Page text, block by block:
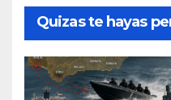
Quizas te hayas